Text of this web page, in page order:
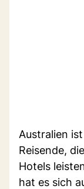
Australien
Reisende,
Hotels
hat es sich